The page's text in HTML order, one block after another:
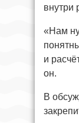
внутри
«Нам
и
он.
В